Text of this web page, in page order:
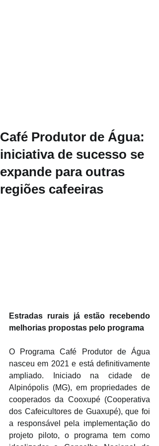
Café Produtor de Água:
iniciativa de sucesso se
expande para outras
regiões cafeeiras
Estradas rurais já estão recebendo
melhorias propostas pelo programa
O Programa Café Produtor de Água
nasceu em 2021 e está definitivamente
ampliado. Iniciado na cidade de
Alpinópolis (MG), em propriedades de
cooperados da Cooxupé (Cooperativa
dos Cafeicultores de Guaxupé), que foi
a responsável pela implementação do
projeto piloto, o programa tem como